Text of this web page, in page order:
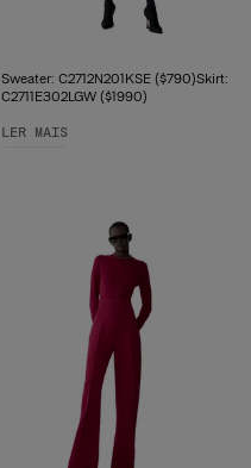
Sweater: C2712N201KSE ($790)Skirt:
C2711E302LGW ($1990)
LER MAIS